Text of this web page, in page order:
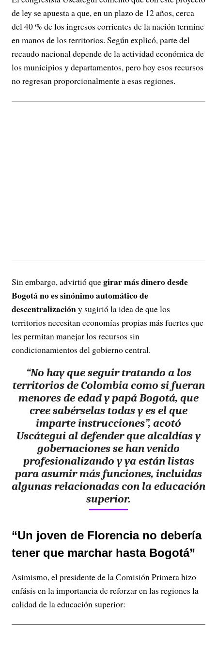
de ley se apuesta a que, en un plazo de 12 años, cerca
del 40 % de los ingresos corrientes de la nación termine
en manos de los territorios. Según explicó, parte del
recaudo nacional depende de la actividad económica de
los municipios y departamentos, pero hoy esos recursos
no regresan proporcionalmente a esas regiones.
Sin embargo, advirtió quegirar más dinero desde
Bogotá no es sinónimo automático de
descentralizacióny sugirió la idea de que los
territorios necesitan economías propias más fuertes que
les permitan manejar los recursos sin
condicionamientos del gobierno central.
“No hay que seguir tratando a los
territorios de Colombia como si fueran
menores de edad y papá Bogotá, que
cree sabérselas todas y es el que
imparte instrucciones”, acotó
Uscátegui al defender que alcaldías y
gobernaciones se han venido
profesionalizando y ya están listas
para asumir más funciones, incluidas
algunas relacionadas con la educación
superior.
“Un joven de Florencia no debería
tener que marchar hasta Bogotá”
Asimismo, el presidente de la Comisión Primera hizo
enfásis en la importancia de reforzar en las regiones la
calidad de la educación superior: